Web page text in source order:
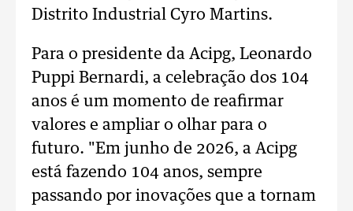
Distrito Industrial Cyro Martins.
Para o presidente da Acipg, Leonardo
Puppi Bernardi, a celebração dos 104
anos é um momento de reafirmar
valores e ampliar o olhar para o
futuro. "Em junho de 2026, a Acipg
está fazendo 104 anos, sempre
passando por inovações que a tornam